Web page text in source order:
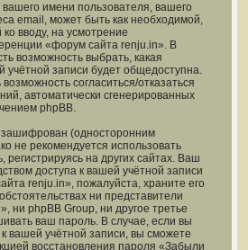
имени пользователя, вашего
email, может быть как необходимой,
вводу, на усмотрение
«форум сайта renju.in». В
возможность выбрать, какая
записи будет общедоступна.
возможность согласиться/отказаться
автоматически сгенерированных
phpBB.
(односторонним
не рекомендуется использовать
регистрируясь на других сайтах. Ваш
доступа к вашей учётной записи
renju.in», пожалуйста, храните его
ни представители
ни phpBB Group, ни другое третье
ваш пароль. В случае, если вы
вашей учётной записи, вы сможете
восстановления пароля «Забыли